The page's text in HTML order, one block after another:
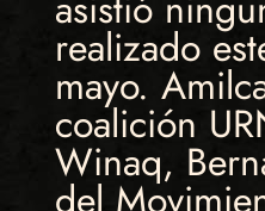
realizado
mayo.
coalición
Winaq,